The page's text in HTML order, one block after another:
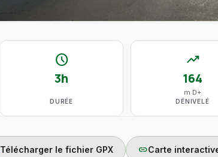
schedule
3h
DURÉE
trending_up
164
m D+
DÉNIVELÉ
Télécharger le fichier GPX linkCarte